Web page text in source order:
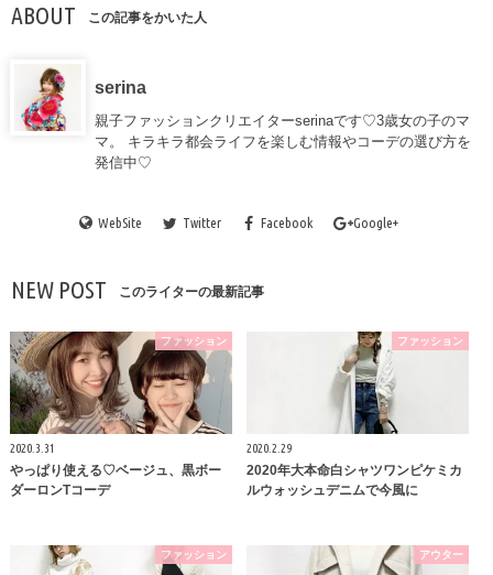
ABOUT この記事をかいた人
serina
親子ファッションクリエイターserinaです♡3歳女の子のマ
マ。 キラキラ都会ライフを楽しむ情報やコーデの選び方を
発信中♡
WebSite Twitter Facebook Google+
NEW POST このライターの最新記事
ファッション
2020.3.31
やっぱり使える♡ベージュ、黒ボー
ダーロンTコーデ
ファッション
2020.2.29
2020年大本命白シャツワンピケミカ
ルウォッシュデニムで今風に
ファッション アウター